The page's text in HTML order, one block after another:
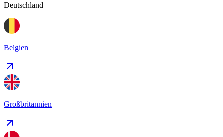
Deutschland
Belgien
Großbritannien